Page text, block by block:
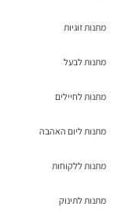
מתנות זוגיות
מתנות לבעל
מתנות לחיילים
מתנות ליום האהבה
מתנות ללקוחות
מתנות לתינוק